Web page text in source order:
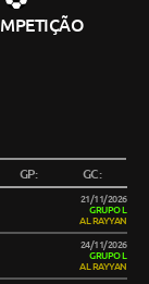
GP: GC:
21/11/2026
GRUPO L
AL RAYYAN
24/11/2026
GRUPO L
AL RAYYAN